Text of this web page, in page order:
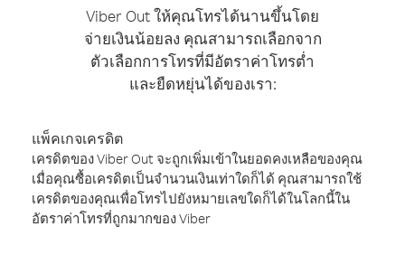
Viber Out ให้คุณโทรได้นานขึ้นโดย
จ่ายเงินน้อยลง คุณสามารถเลือกจาก
ตัวเลือกการโทรที่มีอัตราค่าโทรต่ำ
และยืดหยุ่นได้ของเรา:
แพ็คเกจเครดิต
เครดิตของ Viber Out จะถูกเพิ่มเข้าในยอดคงเหลือของคุณ
เมื่อคุณซื้อเครดิตเป็นจำนวนเงินเท่าใดก็ได้ คุณสามารถใช้
เครดิตของคุณเพื่อโทรไปยังหมายเลขใดก็ได้ในโลกนี้ใน
อัตราค่าโทรที่ถูกมากของ Viber